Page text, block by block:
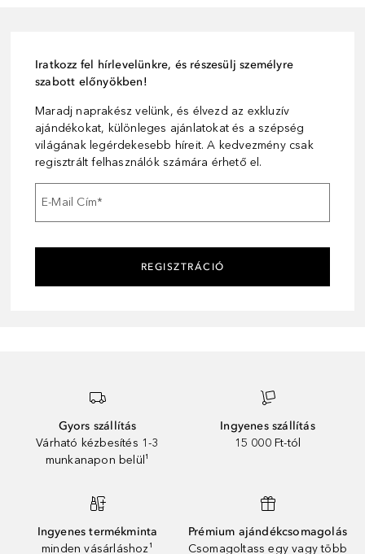
Iratkozz fel hírlevelünkre, és részesülj személyre
szabott előnyökben!
Maradj naprakész velünk, és élvezd az exkluzív
ajándékokat, különleges ajánlatokat és a szépség
világának legérdekesebb híreit. A kedvezmény csak
regisztrált felhasználók számára érhető el.
E-Mail Cím*
REGISZTRÁCIÓ
Gyors szállítás
Várható kézbesítés 1-3
munkanapon belül¹
Ingyenes szállítás
15 000 Ft-tól
Ingyenes termékminta
minden vásárláshoz¹
Prémium ajándékcsomagolás
Csomagoltass egy vagy több